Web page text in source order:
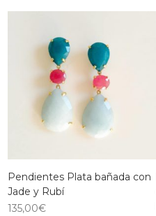
Pendientes Plata bañada con
Jade y Rubí
135,00€